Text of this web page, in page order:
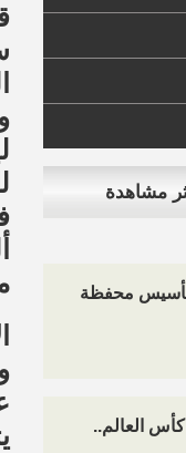
مشاهدة
تأسيس محفظة
كأس العالم..